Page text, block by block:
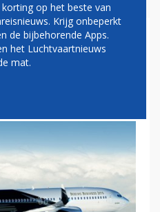
BOEING
1,9
op het beste van
Krijg onbeperkt
de bijbehorende Apps.
het Luchtvaartnieuws
mat.